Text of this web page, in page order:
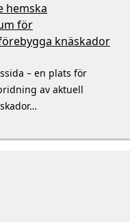
hemska
för
knäskador
– en plats för
av aktuell